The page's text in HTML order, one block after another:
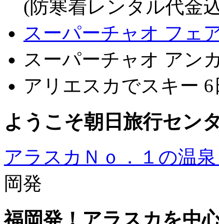
(防寒着レンタル代金
スーパーチャオ フェ
スーパーチャオ アン
アリエスカでスキー 6
ようこそ朝日旅行セン
アラスカＮｏ．１の温泉
岡発
福岡発！アラスカを中